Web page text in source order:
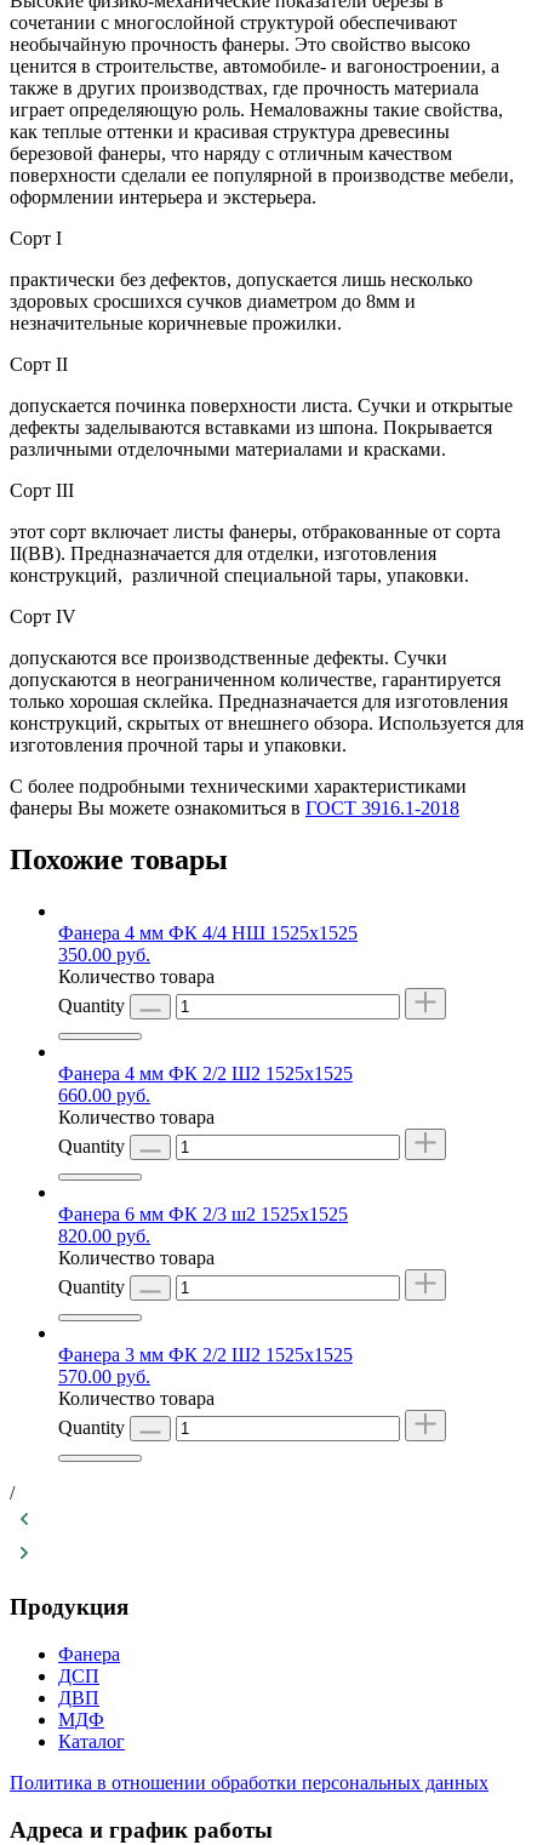
сочетании с многослойной структурой обеспечивают
необычайную прочность фанеры. Это свойство высоко
ценится в строительстве, автомобиле- и вагоностроении, а
также в других производствах, где прочность материала
играет определяющую роль. Немаловажны такие свойства,
как теплые оттенки и красивая структура древесины
березовой фанеры, что наряду с отличным качеством
поверхности сделали ее популярной в производстве мебели,
оформлении интерьера и экстерьера.
Сорт I
практически без дефектов, допускается лишь несколько
здоровых сросшихся сучков диаметром до 8мм и
незначительные коричневые прожилки.
Сорт II
допускается починка поверхности листа. Сучки и открытые
дефекты заделываются вставками из шпона. Покрывается
различными отделочными материалами и красками.
Сорт III
этот сорт включает листы фанеры, отбракованные от сорта
II(ВВ). Предназначается для отделки, изготовления
конструкций, различной специальной тары, упаковки.
Сорт IV
допускаются все производственные дефекты. Сучки
допускаются в неограниченном количестве, гарантируется
только хорошая склейка. Предназначается для изготовления
конструкций, скрытых от внешнего обзора. Используется для
изготовления прочной тары и упаковки.
С более подробными техническими характеристиками
фанеры Вы можете ознакомиться в ГОСТ 3916.1-2018
Похожие товары
Фанера 4 мм ФК 4/4 НШ 1525х1525
350.00 руб.
Количество товара
Quantity
Фанера 4 мм ФК 2/2 Ш2 1525х1525
660.00 руб.
Количество товара
Quantity
Фанера 6 мм ФК 2/3 ш2 1525х1525
820.00 руб.
Количество товара
Quantity
Фанера 3 мм ФК 2/2 Ш2 1525х1525
570.00 руб.
Количество товара
Quantity
/
Продукция
Фанера
ДСП
ДВП
МДФ
Каталог
Политика в отношении обработки персональных данных
Адреса и график работы